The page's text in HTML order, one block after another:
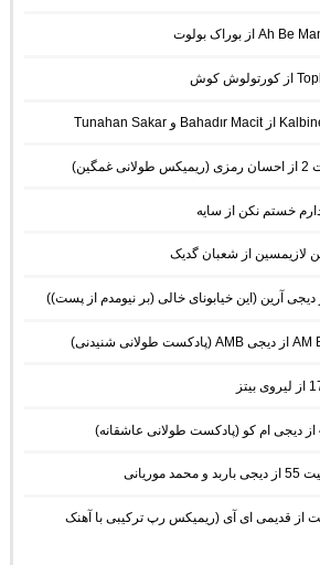
خستم نکن از سایه
لازیمسین از شعبان گدیک
آرین (این خیابونای خالی (بر نیومدم از پست))
از قدیمی ای آی (ریمیکس رپ ترکیبی با آهنک